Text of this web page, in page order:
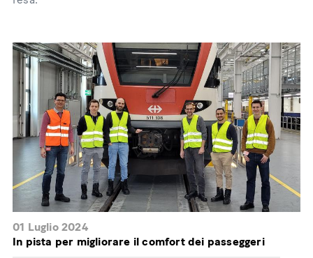
01 Luglio 2024
In pista per migliorare il comfort dei passeggeri